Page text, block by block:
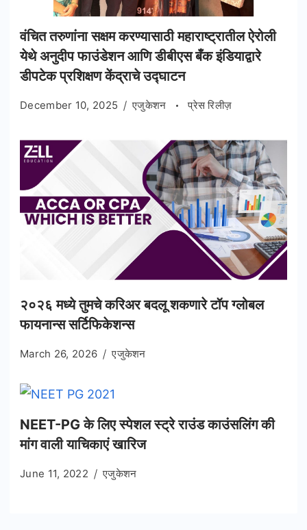
वंचित तरुणांना सक्षम करण्यासाठी महाराष्ट्रातील ऐरोली
येथे अनुदीप फाउंडेशन आणि डीबीएस बँक इंडियाद्वारे
डीपटेक प्रशिक्षण केंद्राचे उद्घाटन
December 10, 2025 एजुकेशन प्रेस रिलीज़
२०२६ मध्ये तुमचे करिअर बदलू शकणारे टॉप ग्लोबल
फायनान्स सर्टिफिकेशन्स
March 26, 2026 एजुकेशन
NEET-PG के लिए स्पेशल स्ट्रे राउंड काउंसलिंग की
मांग वाली याचिकाएं खारिज
June 11, 2022 एजुकेशन